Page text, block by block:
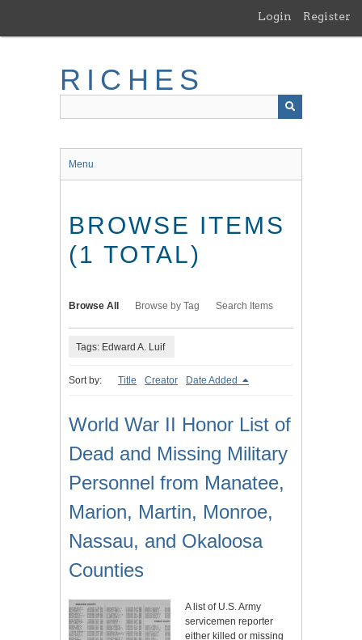
main
Login Register
RICHES
Menu
BROWSE ITEMS
(1 TOTAL)
Browse All Browse by Tag Search Items
Tags: Edward A. Luif
Sort by: Title Creator Date Added
World War II Honor List of
Dead and Missing Military
Personnel from Manatee,
Marion, Martin, Monroe,
Nassau, and Okaloosa
Counties
A list of U.S. Army
servicemen reporter
either killed or missing